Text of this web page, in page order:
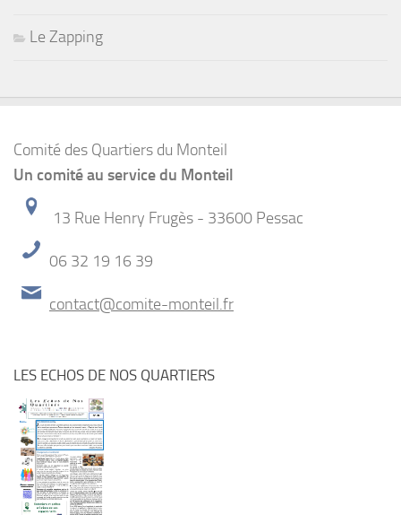
Le Zapping
Comité des Quartiers du Monteil
Un comité au service du Monteil
13 Rue Henry Frugès - 33600 Pessac
06 32 19 16 39
contact@comite-monteil.fr
LES ECHOS DE NOS QUARTIERS